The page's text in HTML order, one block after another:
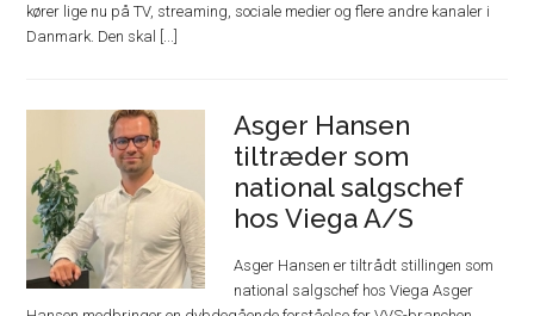
kører lige nu på TV, streaming, sociale medier og flere andre kanaler i
Danmark. Den skal [...]
Asger Hansen
tiltræder som
national salgschef
hos Viega A/S
Asger Hansen er tiltrådt stillingen som
national salgschef hos Viega Asger